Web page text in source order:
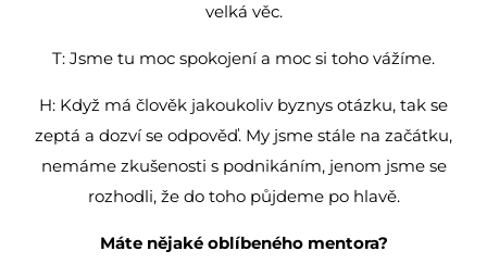
velká věc.
T: Jsme tu moc spokojení a moc si toho vážíme.
H: Když má člověk jakoukoliv byznys otázku, tak se
zeptá a dozví se odpověď. My jsme stále na začátku,
nemáme zkušenosti s podnikáním, jenom jsme se
rozhodli, že do toho půjdeme po hlavě.
Máte nějaké oblíbeného mentora?